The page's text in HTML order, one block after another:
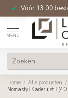
Vóór 13:00
MENU
Home / Alle producten /
Nomastyl Kaderlijst I